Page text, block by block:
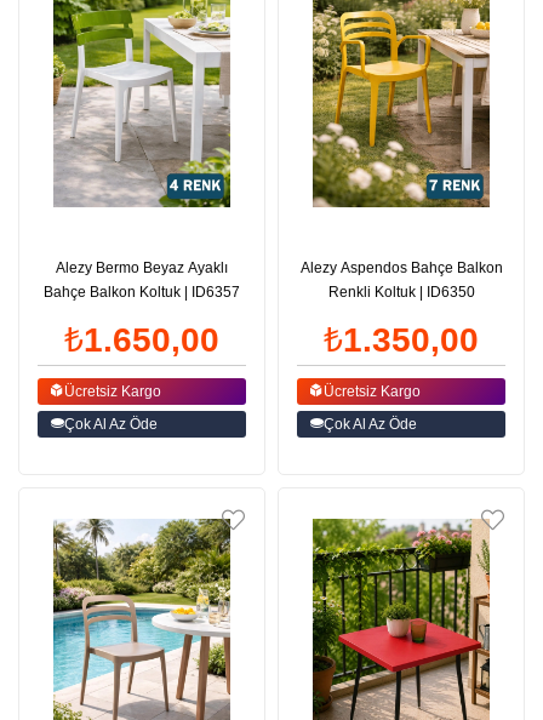
Alezy Bermo Beyaz Ayaklı
Bahçe Balkon Koltuk | ID6357
₺1.650,00
Ücretsiz Kargo
Çok Al Az Öde
Alezy Aspendos Bahçe Balkon
Renkli Koltuk | ID6350
₺1.350,00
Ücretsiz Kargo
Çok Al Az Öde